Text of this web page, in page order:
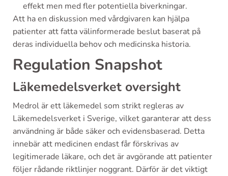
effekt men med fler potentiella biverkningar.
Att ha en diskussion med vårdgivaren kan hjälpa
patienter att fatta välinformerade beslut baserat på
deras individuella behov och medicinska historia.
Regulation Snapshot
Läkemedelsverket oversight
Medrol är ett läkemedel som strikt regleras av
Läkemedelsverket i Sverige, vilket garanterar att dess
användning är både säker och evidensbaserad. Detta
innebär att medicinen endast får förskrivas av
legitimerade läkare, och det är avgörande att patienter
följer rådande riktlinjer noggrant. Därför är det viktigt